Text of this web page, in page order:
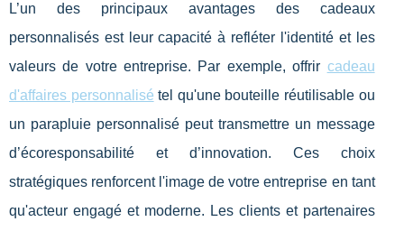
L’un des principaux avantages des cadeaux
personnalisés est leur capacité à refléter l'identité et les
valeurs de votre entreprise. Par exemple, offrir cadeau
d'affaires personnalisé tel qu'une bouteille réutilisable ou
un parapluie personnalisé peut transmettre un message
d’écoresponsabilité et d’innovation. Ces choix
stratégiques renforcent l'image de votre entreprise en tant
qu'acteur engagé et moderne. Les clients et partenaires